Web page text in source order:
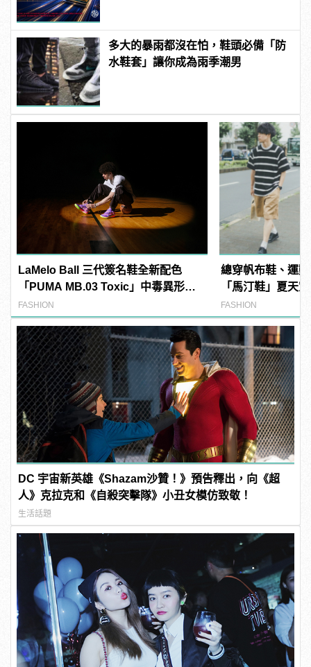
多大的暴雨都沒在怕，鞋頭必備「防
水鞋套」讓你成為雨季潮男
LaMelo Ball 三代簽名鞋全新配色
「PUMA MB.03 Toxic」中毒異形大
舉來襲
FASHION
總穿帆布鞋、運
「馬汀鞋」夏天
單品混搭出亮眼
FASHION
DC 宇宙新英雄《Shazam沙贊！》預告釋出，向《超
人》克拉克和《自殺突擊隊》小丑女模仿致敬！
生活話題